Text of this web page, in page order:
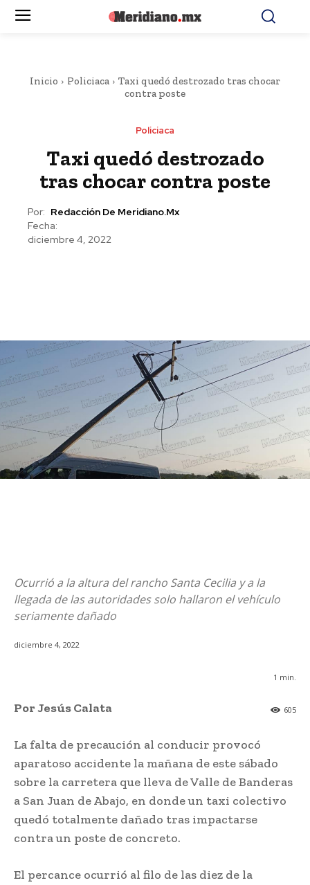
Inicio Policiaca
Taxi quedó destrozado tras chocar
contra poste
Policiaca
Taxi quedó destrozado
tras chocar contra poste
Por: Redacción De Meridiano.mx
Fecha:
diciembre 4, 2022
Ocurrió a la altura del rancho Santa Cecilia y a la
llegada de las autoridades solo hallaron el vehículo
seriamente dañado
diciembre 4, 2022
1 min.
605
Por Jesús Calata
La falta de precaución al conducir provocó
aparatoso accidente la mañana de este sábado
sobre la carretera que lleva de Valle de Banderas
a San Juan de Abajo, en donde un taxi colectivo
quedó totalmente dañado tras impactarse
contra un poste de concreto.
El percance ocurrió al filo de las diez de la